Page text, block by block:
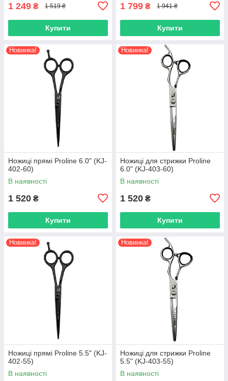
1 249 ₴ 1 519 ₴
Купити
1 799 ₴ 1 941 ₴
Купити
Новинка!
Ножиці прямі Proline 6.0" (KJ-
402-60)
В наявності
1 520 ₴
Купити
Новинка!
Ножиці для стрижки Proline
6.0" (KJ-403-60)
В наявності
1 520 ₴
Купити
Новинка!
Ножиці прямі Proline 5.5" (KJ-
402-55)
В наявності
Новинка!
Ножиці для стрижки Proline
5.5" (KJ-403-55)
В наявності